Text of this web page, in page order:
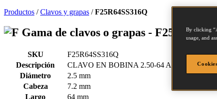
Productos /Clavos y grapas /F25R64SS316Q
Gama de clavos o grapas -
SKU
F25R64SS316Q
Descripción
CLAVO EN BOBINA 2.50-64 ANILLADO
Diámetro
2.5 mm
Cabeza
7.2 mm
Largo
64 mm
By clicking
usage, and